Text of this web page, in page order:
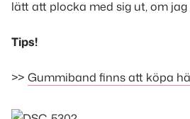
lätt att plocka med sig ut, om
Tips!
>> Gummiband finns att köpa